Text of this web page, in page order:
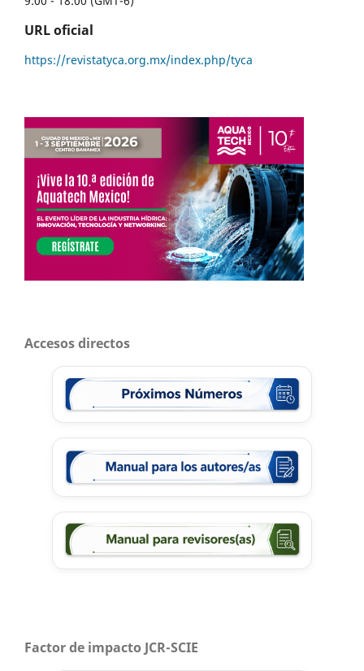
URL oficial
https://revistatyca.org.mx/index.php/tyca
Accesos directos
Factor de impacto JCR-SCIE